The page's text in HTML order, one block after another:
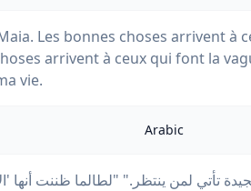
Les bonnes choses arrivent à
arrivent à ceux qui font la
vie.
Arabic